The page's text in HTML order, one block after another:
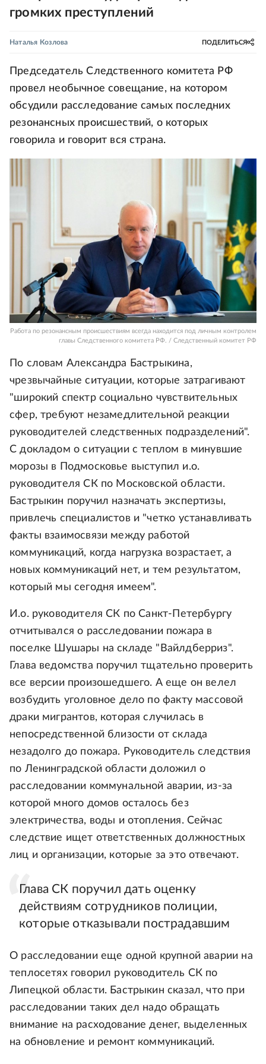
громких преступлений
Наталья Козлова ПОДЕЛИТЬСЯ
Председатель Следственного комитета РФ
провел необычное совещание, на котором
обсудили расследование самых последних
резонансных происшествий, о которых
говорила и говорит вся страна.
Работа по резонансным происшествиям всегда находится под личным контролем
главы Следственного комитета РФ. / Следственный комитет РФ
По словам Александра Бастрыкина,
чрезвычайные ситуации, которые затрагивают
"широкий спектр социально чувствительных
сфер, требуют незамедлительной реакции
руководителей следственных подразделений".
С докладом о ситуации с теплом в минувшие
морозы в Подмосковье выступил и.о.
руководителя СК по Московской области.
Бастрыкин поручил назначать экспертизы,
привлечь специалистов и "четко устанавливать
факты взаимосвязи между работой
коммуникаций, когда нагрузка возрастает, а
новых коммуникаций нет, и тем результатом,
который мы сегодня имеем".
И.о. руководителя СК по Санкт-Петербургу
отчитывался о расследовании пожара в
поселке Шушары на складе "Вайлдберриз".
Глава ведомства поручил тщательно проверить
все версии произошедшего. А еще он велел
возбудить уголовное дело по факту массовой
драки мигрантов, которая случилась в
непосредственной близости от склада
незадолго до пожара. Руководитель следствия
по Ленинградской области доложил о
расследовании коммунальной аварии, из-за
которой много домов осталось без
электричества, воды и отопления. Сейчас
следствие ищет ответственных должностных
лиц и организации, которые за это отвечают.
Глава СК поручил дать оценку
действиям сотрудников полиции,
которые отказывали пострадавшим
О расследовании еще одной крупной аварии на
теплосетях говорил руководитель СК по
Липецкой области. Бастрыкин сказал, что при
расследовании таких дел надо обращать
внимание на расходование денег, выделенных
на обновление и ремонт коммуникаций.